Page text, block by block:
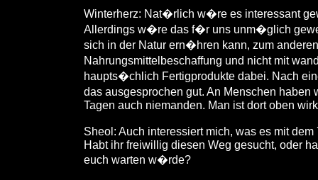
Winterherz: Nat�rlich w�re es interessant
Allerdings w�re das f�r uns unm�glich
sich in der Natur ern�hren kann, zum
Nahrungsmittelbeschaffung und nicht mit
haupts�chlich Fertigprodukte dabei. Nach
das ausgesprochen gut. An Menschen
Tagen auch niemanden. Man ist dort oben
Sheol: Auch interessiert mich, was es mit
Habt ihr freiwillig diesen Weg gesucht, oder
euch warten w�rde?